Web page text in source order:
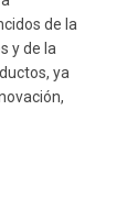
de la
y de la
ya